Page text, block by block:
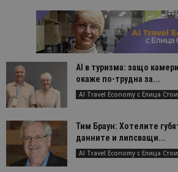
AI в туризма: защо
окаже по-трудна за...
AI Travel Economy с Елица
Тим Браун: Хотелите
данните и липсващи...
AI Travel Economy с Елица